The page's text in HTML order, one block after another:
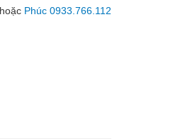
hoặc Phúc 0933.766.112